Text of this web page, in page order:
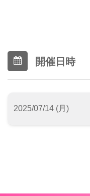
開催日時
2025/07/14 (月)